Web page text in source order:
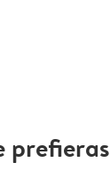
prefieras